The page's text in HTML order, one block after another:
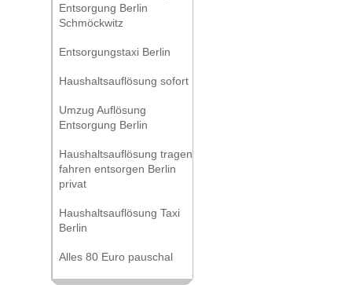
Entsorgung Berlin
Schmöckwitz
Entsorgungstaxi Berlin
Haushaltsauflösung sofort
Umzug Auflösung
Entsorgung Berlin
Haushaltsauflösung tragen
fahren entsorgen Berlin
privat
Haushaltsauflösung Taxi
Berlin
Alles 80 Euro pauschal